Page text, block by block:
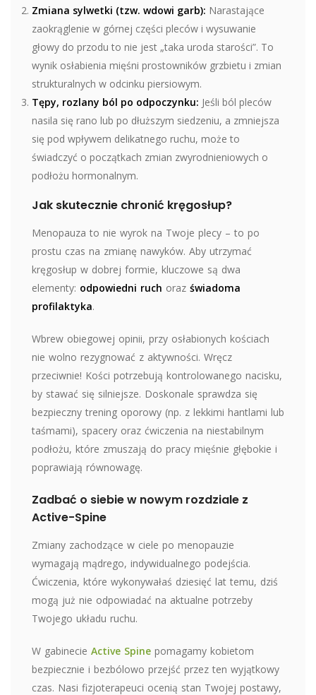
Zmiana sylwetki (tzw. wdowi garb): Narastające
zaokrąglenie w górnej części pleców i wysuwanie
głowy do przodu to nie jest „taka uroda starości”. To
wynik osłabienia mięśni prostowników grzbietu i zmian
strukturalnych w odcinku piersiowym.
Tępy, rozlany ból po odpoczynku: Jeśli ból pleców
nasila się rano lub po dłuższym siedzeniu, a zmniejsza
się pod wpływem delikatnego ruchu, może to
świadczyć o początkach zmian zwyrodnieniowych o
podłożu hormonalnym.
Jak skutecznie chronić kręgosłup?
Menopauza to nie wyrok na Twoje plecy – to po
prostu czas na zmianę nawyków. Aby utrzymać
kręgosłup w dobrej formie, kluczowe są dwa
elementy: odpowiedni ruch oraz świadoma
profilaktyka.
Wbrew obiegowej opinii, przy osłabionych kościach
nie wolno rezygnować z aktywności. Wręcz
przeciwnie! Kości potrzebują kontrolowanego nacisku,
by stawać się silniejsze. Doskonale sprawdza się
bezpieczny trening oporowy (np. z lekkimi hantlami lub
taśmami), spacery oraz ćwiczenia na niestabilnym
podłożu, które zmuszają do pracy mięśnie głębokie i
poprawiają równowagę.
Zadbać o siebie w nowym rozdziale z
Active-Spine
Zmiany zachodzące w ciele po menopauzie
wymagają mądrego, indywidualnego podejścia.
Ćwiczenia, które wykonywałaś dziesięć lat temu, dziś
mogą już nie odpowiadać na aktualne potrzeby
Twojego układu ruchu.
W gabinecie Active Spine pomagamy kobietom
bezpiecznie i bezbólowo przejść przez ten wyjątkowy
czas. Nasi fizjoterapeuci ocenią stan Twojej postawy,